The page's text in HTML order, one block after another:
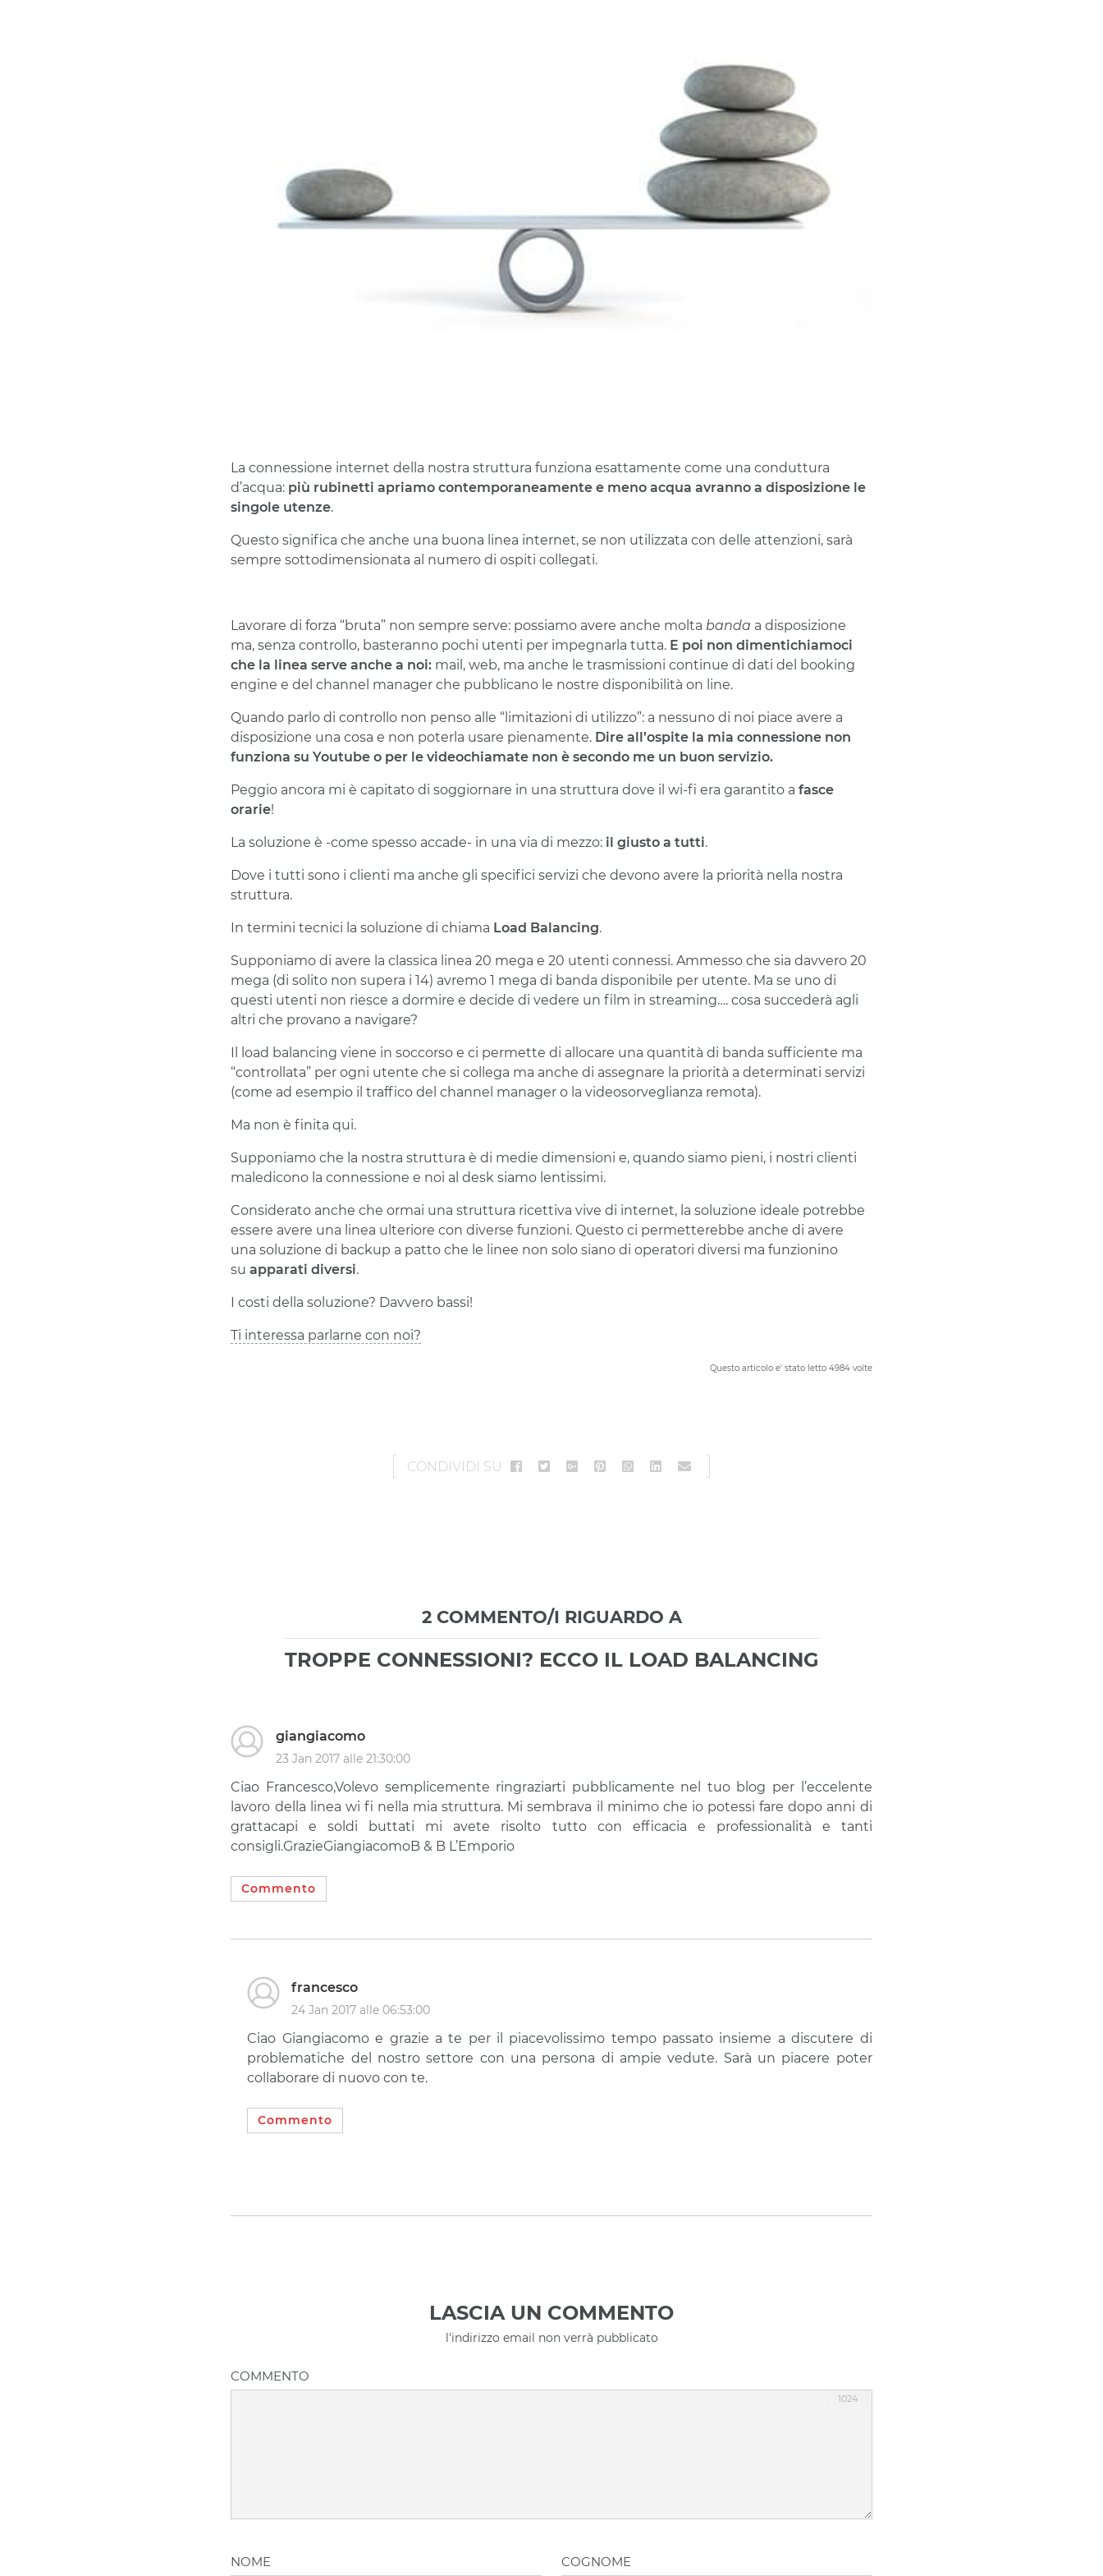
La connessione internet della nostra struttura funziona esattamente come una conduttura
d’acqua: più rubinetti apriamo contemporaneamente e meno acqua avranno a disposizione le
singole utenze.
Questo significa che anche una buona linea internet, se non utilizzata con delle attenzioni, sarà
sempre sottodimensionata al numero di ospiti collegati.
Lavorare di forza “bruta” non sempre serve: possiamo avere anche moltabanda a disposizione
ma, senza controllo, basteranno pochi utenti per impegnarla tutta. E poi non dimentichiamoci
che la linea serve anche a noi: mail, web, ma anche le trasmissioni continue di dati del booking
engine e del channel manager che pubblicano le nostre disponibilità on line.
Quando parlo di controllo non penso alle “limitazioni di utilizzo”: a nessuno di noi piace avere a
disposizione una cosa e non poterla usare pienamente. Dire all’ospite la mia connessione non
funziona su Youtube o per le videochiamate non è secondo me un buon servizio.
Peggio ancora mi è capitato di soggiornare in una struttura dove il wi-fi era garantito afasce
orarie!
La soluzione è -come spesso accade- in una via di mezzo: il giusto a tutti.
Dove i tutti sono i clienti ma anche gli specifici servizi che devono avere la priorità nella nostra
struttura.
In termini tecnici la soluzione di chiama Load Balancing.
Supponiamo di avere la classica linea 20 mega e 20 utenti connessi. Ammesso che sia davvero 20
mega (di solito non supera i 14) avremo 1 mega di banda disponibile per utente. Ma se uno di
questi utenti non riesce a dormire e decide di vedere un film in streaming…. cosa succederà agli
altri che provano a navigare?
Il load balancing viene in soccorso e ci permette di allocare una quantità di banda sufficiente ma
“controllata” per ogni utente che si collega ma anche di assegnare la priorità a determinati servizi
(come ad esempio il traffico del channel manager o la videosorveglianza remota).
Ma non è finita qui.
Supponiamo che la nostra struttura è di medie dimensioni e, quando siamo pieni, i nostri clienti
maledicono la connessione e noi al desk siamo lentissimi.
Considerato anche che ormai una struttura ricettiva vive di internet, la soluzione ideale potrebbe
essere avere una linea ulteriore con diverse funzioni. Questo ci permetterebbe anche di avere
una soluzione di backup a patto che le linee non solo siano di operatori diversi ma funzionino
suapparati diversi.
I costi della soluzione? Davvero bassi!
Ti interessa parlarne con noi?
Questo articolo e' stato letto 4984 volte
CONDIVIDI SU
2 COMMENTO/I RIGUARDO A
TROPPE CONNESSIONI? ECCO IL LOAD BALANCING
giangiacomo
23 Jan 2017 alle 21:30:00
Ciao Francesco,Volevo semplicemente ringraziarti pubblicamente nel tuo blog per l’eccelente
lavoro della linea wi fi nella mia struttura. Mi sembrava il minimo che io potessi fare dopo anni di
grattacapi e soldi buttati mi avete risolto tutto con efficacia e professionalità e tanti
consigli.GrazieGiangiacomoB & B L’Emporio
Commento
francesco
24 Jan 2017 alle 06:53:00
Ciao Giangiacomo e grazie a te per il piacevolissimo tempo passato insieme a discutere di
problematiche del nostro settore con una persona di ampie vedute. Sarà un piacere poter
collaborare di nuovo con te.
Commento
LASCIA UN COMMENTO
l'indirizzo email non verrà pubblicato
COMMENTO
NOME COGNOME